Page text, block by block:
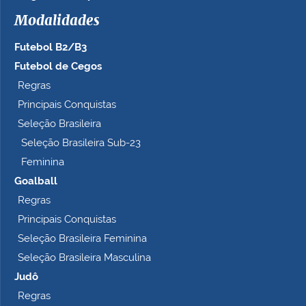
o
o
m
e
t
Modalidades
Futebol B2/B3
Futebol de Cegos
Regras
Principais Conquistas
Seleção Brasileira
Seleção Brasileira Sub-23
Feminina
Goalball
Regras
Principais Conquistas
Seleção Brasileira Feminina
Seleção Brasileira Masculina
Judô
Regras